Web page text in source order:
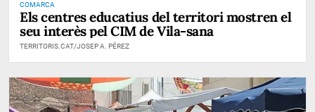
COMARCA
Els centres educatius del territori mostren el
seu interès pel CIM de Vila-sana
TERRITORIS.CAT/JOSEP A. PÉREZ